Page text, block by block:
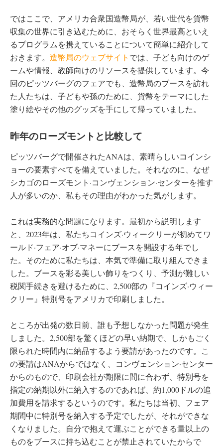
ではここで、アメリカ合衆国造幣局が、若い世代を貨幣
収集の世界に引き込むために、おそらく世界最高といえ
るプログラムを携えていることについて簡単に紹介して
おきます。 造幣局のウェブサイト では、子ども向けのゲ
ームや情報、教師向けのリソースを提供しています。今
回のピッツバーグのフェアでも、造幣局のブースを訪れ
た人たちは、子どもや孫のために、貨幣をテーマにした
塗り絵やその他のグッズを手にして帰っていました。
昨年のローズモントと比較して
ピッツバーグで開催されたANAは、素晴らしいコインシ
ョーの要素すべてを備えていました。それなのに、なぜ
シカゴのローズモント·コンヴェンション·センターを推す
人が多いのか、私もその理由がわかった気がします。
これは実務的な問題になります。最初から説明します
と、2023年は、私たちコインズ·ウィークリーが初めてワ
ールド·フェア·オブ·マネーにブースを開設する年でし
た。そのために私たちは、本気で準備に取り組んできま
した。ブースを彩る美しい飾りをつくり、予測が難しい
税関手続きを避けるために、2,500部の『コインズ·ウィー
クリー』特別号をアメリカで印刷しました。
ところが出発の数日前、誰も予想しなかった問題が発生
しました。2,500部を驚くほどの早い納期で、しかもごく
限られた時間内に納品するよう要請があったのです。こ
の要請はANAからではなく、コンヴェンション·センター
からのもので、印刷会社が期限に間に合わず、特別号を
指定の納期以外に納入するのであれば、約1,000ドルの追
加費用を請求するというのです。私たちは当初、フェア
期間中に特別号を納入する予定でしたが、それができな
くなりました。自分で抱えて運ぶことができる量以上の
ものをブースに持ち込むことが禁止されていたからで